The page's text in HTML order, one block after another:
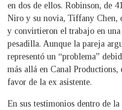
en dos de ellos. Robinson, de
Niro y su novia, Tiffany Chen,
y convirtieron el trabajo en
pesadilla. Aunque la pareja
representó un “problema”
más allá en Canal
favor de la ex asistente.
En sus testimonios dentro de